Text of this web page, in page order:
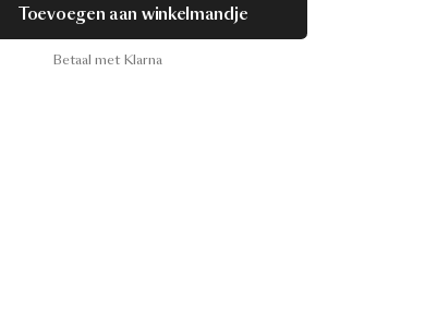
Toevoegen aan winkelmandje
Betaal met Klarna